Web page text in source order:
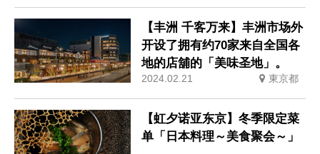
【丰洲 千客万来】丰洲市场外
开设了拥有约70家来自全国各
地的店舖的「美味圣地」。
2024.02.21 東京都
【虹夕诺亚东京】冬季限定菜
单「日本料理～美食聚会～」